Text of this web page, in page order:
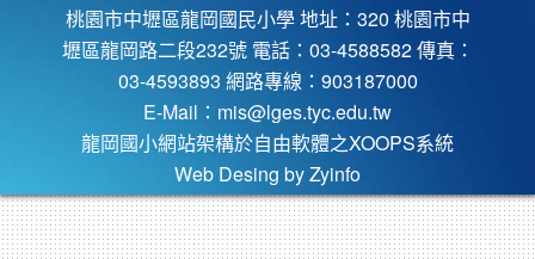
桃園市中壢區龍岡國民小學 地址：320 桃園市中
壢區龍岡路二段232號 電話：03-4588582 傳真：
03-4593893 網路專線：903187000
E-Mail： mis@lges.tyc.edu.tw
龍岡國小網站架構於自由軟體之XOOPS系統
Web Desing by Zyinfo